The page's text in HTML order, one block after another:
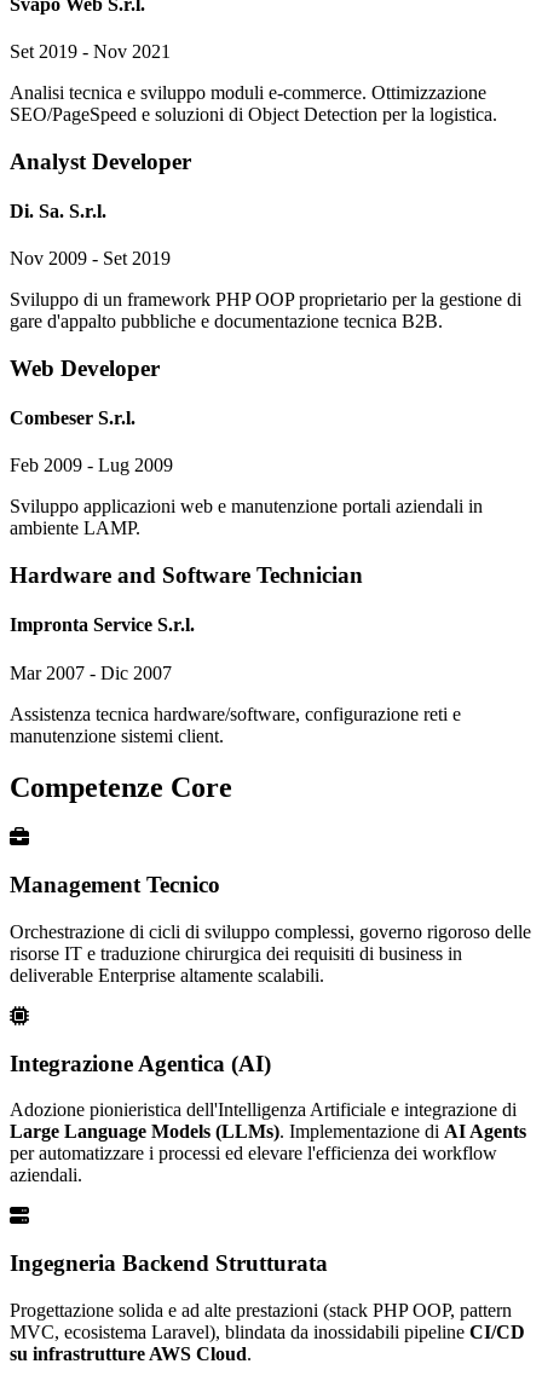
Set 2019 - Nov 2021
Analisi tecnica e sviluppo moduli e-commerce. Ottimizzazione
SEO/PageSpeed e soluzioni di Object Detection per la logistica.
Analyst Developer
Di. Sa. S.r.l.
Nov 2009 - Set 2019
Sviluppo di un framework PHP OOP proprietario per la gestione di
gare d'appalto pubbliche e documentazione tecnica B2B.
Web Developer
Combeser S.r.l.
Feb 2009 - Lug 2009
Sviluppo applicazioni web e manutenzione portali aziendali in
ambiente LAMP.
Hardware and Software Technician
Impronta Service S.r.l.
Mar 2007 - Dic 2007
Assistenza tecnica hardware/software, configurazione reti e
manutenzione sistemi client.
Competenze Core
Management Tecnico
Orchestrazione di cicli di sviluppo complessi, governo rigoroso delle
risorse IT e traduzione chirurgica dei requisiti di business in
deliverable Enterprise altamente scalabili.
Integrazione Agentica (AI)
Adozione pionieristica dell'Intelligenza Artificiale e integrazione di
Large Language Models (LLMs). Implementazione di AI Agents
per automatizzare i processi ed elevare l'efficienza dei workflow
aziendali.
Ingegneria Backend Strutturata
Progettazione solida e ad alte prestazioni (stack PHP OOP, pattern
MVC, ecosistema Laravel), blindata da inossidabili pipeline CI/CD
su infrastrutture AWS Cloud.